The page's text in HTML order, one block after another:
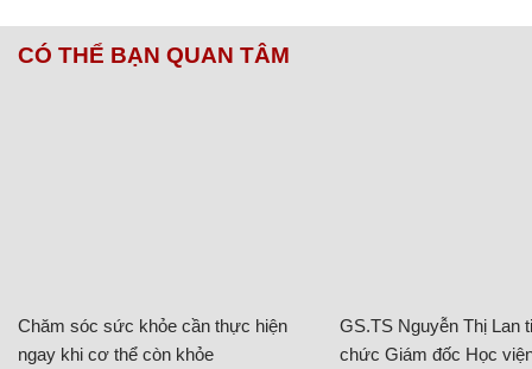
CÓ THỂ BẠN QUAN TÂM
Chăm sóc sức khỏe cần thực hiện
ngay khi cơ thể còn khỏe
GS.TS Nguyễn Thị Lan
chức Giám đốc Học